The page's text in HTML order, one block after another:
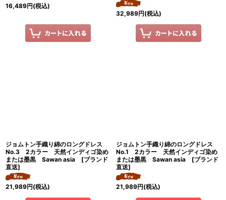
16,489円(税込)
32,989円(税込)
ジョムトン手織り綿のロングドレス
No.3 2カラー 天然インディゴ染め
または墨黒 Sawan asia [ブランド
直送]
21,989円(税込)
ジョムトン手織り綿のロングドレス
No.1 2カラー 天然インディゴ染め
または墨黒 Sawan asia [ブランド
直送]
21,989円(税込)